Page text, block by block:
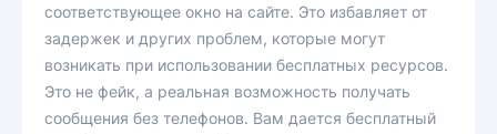
соответствующее окно на сайте. Это избавляет от
задержек и других проблем, которые могут
возникать при использовании бесплатных ресурсов.
Это не фейк, а реальная возможность получать
сообщения без телефонов. Вам дается бесплатный